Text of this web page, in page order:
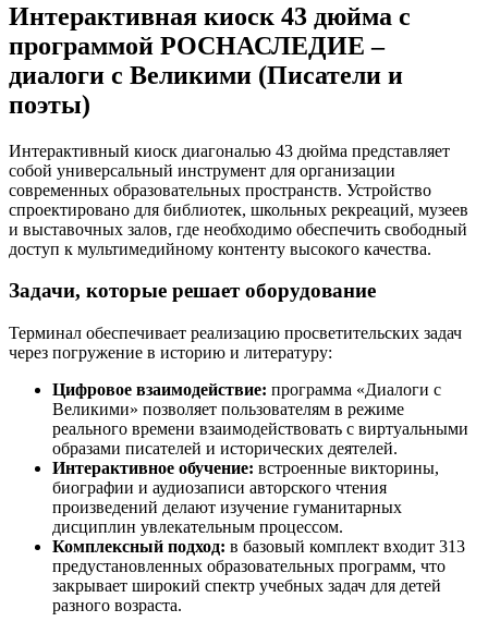
Интерактивная киоск 43 дюйма с
программой РОСНАСЛЕДИЕ –
диалоги с Великими (Писатели и
поэты)
Интерактивный киоск диагональю 43 дюйма представляет
собой универсальный инструмент для организации
современных образовательных пространств. Устройство
спроектировано для библиотек, школьных рекреаций, музеев
и выставочных залов, где необходимо обеспечить свободный
доступ к мультимедийному контенту высокого качества.
Задачи, которые решает оборудование
Терминал обеспечивает реализацию просветительских задач
через погружение в историю и литературу:
Цифровое взаимодействие: программа «Диалоги с
Великими» позволяет пользователям в режиме
реального времени взаимодействовать с виртуальными
образами писателей и исторических деятелей.
Интерактивное обучение: встроенные викторины,
биографии и аудиозаписи авторского чтения
произведений делают изучение гуманитарных
дисциплин увлекательным процессом.
Комплексный подход: в базовый комплект входит 313
предустановленных образовательных программ, что
закрывает широкий спектр учебных задач для детей
разного возраста.